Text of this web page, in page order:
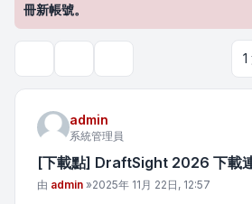
冊新帳號。
admin
系統管理員
[下載點] DraftSight 2026 下載
文章
由 admin »2025年 11月 22日, 12:57